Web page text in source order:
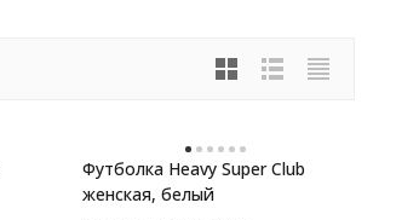
Футболка Heavy Super Club
женская, белый